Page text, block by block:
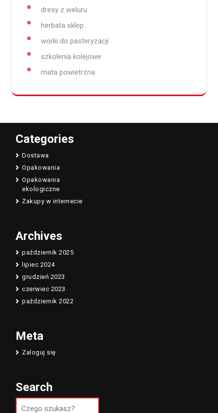
dresy z weluru
herbata sklep
worki do pasteryzacji
szkolenia kolejowe
mata powietrzna
Categories
Dostawa
Opakowania
Opakowania
ekologiczne
Zakupy w internecie
Archives
październik 2025
lipiec 2024
grudzień 2023
czerwiec 2023
październik 2022
Meta
Zaloguj się
Search